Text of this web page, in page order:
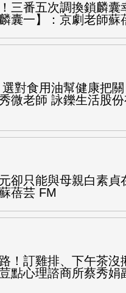
三番五次調換鎖麟囊
囊一】：京劇老師蘇
對食用油幫健康把關
微老師 詠鑠生活股
卻只能與母親白素貞
蓓芸 FM
！訂雞排、下午茶沒
點心理諮商所蔡秀娟